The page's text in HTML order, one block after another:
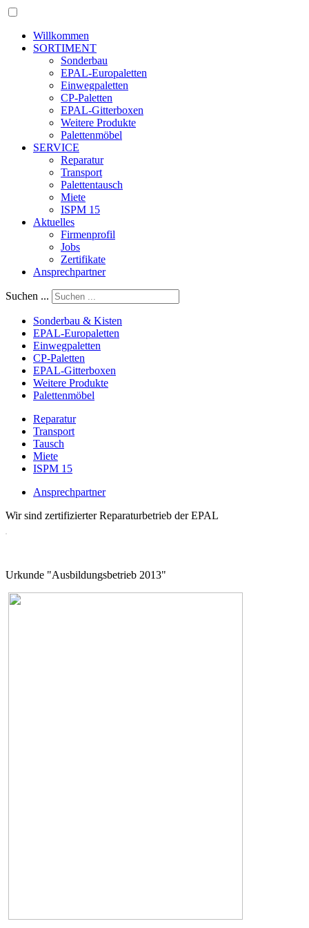
Willkommen
SORTIMENT
Sonderbau
EPAL-Europaletten
Einwegpaletten
CP-Paletten
EPAL-Gitterboxen
Weitere Produkte
Palettenmöbel
SERVICE
Reparatur
Transport
Palettentausch
Miete
ISPM 15
Aktuelles
Firmenprofil
Jobs
Zertifikate
Ansprechpartner
Suchen ...
Sonderbau & Kisten
EPAL-Europaletten
Einwegpaletten
CP-Paletten
EPAL-Gitterboxen
Weitere Produkte
Palettenmöbel
Reparatur
Transport
Tausch
Miete
ISPM 15
Ansprechpartner
Wir sind zertifizierter Reparaturbetrieb der EPAL
Urkunde "Ausbildungsbetrieb 2013"